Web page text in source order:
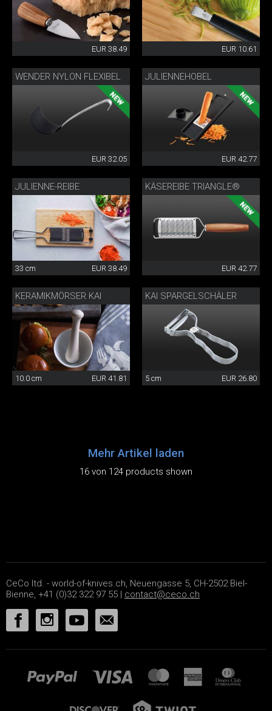
EUR 38.49 EUR 10.61
WENDER NYLON FLEXIBEL
EUR 32.05
JULIENNEHOBEL
EUR 42.77
JULIENNE-REIBE
33 cm EUR 38.49
KÄSEREIBE TRIANGLE®
EUR 42.77
KERAMIKMÖRSER KAI
10.0 cm EUR 41.81
KAI SPARGELSCHÄLER
5 cm EUR 26.80
Mehr Artikel laden
16 von 124 products shown
CeCo ltd. - world-of-knives.ch, Neuengasse 5, CH-2502 Biel-
Bienne, +41 (0)32 322 97 55 | contact@ceco.ch